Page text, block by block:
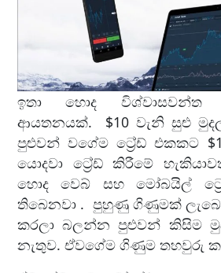
ඉතා හොද
ආයතනයක්. $10 වැනි සුළු
පුළුවන් වගේම ට්‍රේඩ් එකකට
යොදවා ට්‍රේඩ් කිරීමේ
හොද වෙබ් සහ මෝබයිල්
තිබෙනවා . පුහුණු ගිණුමක්
කරලා බලන්න පුළුවන් කිසිම
නැතුව. ඒවගේම ගිණුම තහවුරු